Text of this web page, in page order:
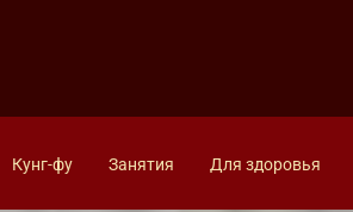
Кунг-фу Занятия Для здоровья